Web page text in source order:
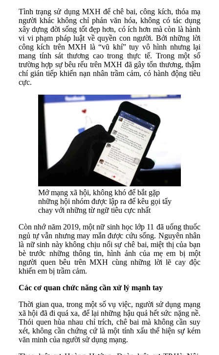
Tình trạng sử dụng MXH để chê bai, công kích, thóa mạ
người khác không chỉ phản văn hóa, không có tác dụng
xây dựng đời sống tốt đẹp hơn, có ích hơn mà còn là hành
vi vi phạm pháp luật về quyền con người. Bởi những lời
công kích trên MXH là “vũ khí” tuy vô hình nhưng lại
mang tính sát thương cao trong thực tế. Trong một số
trường hợp sự bêu rếu trên MXH đã gây tổn thương, thậm
chí gián tiếp khiến nạn nhân trầm cảm, có hành động tiêu
cực.
Mở mạng xã hội, không khó để bắt gặp
những hội nhóm được lập ra để kêu gọi tẩy
chay với những từ ngữ tiêu cực nhất
Còn nhớ năm 2019, một nữ sinh học lớp 11 đã uống thuốc
ngủ tự vẫn nhưng may mắn được cứu sống. Nguyên nhân
là nữ sinh này không chịu nổi sự chê bai, miệt thị của bạn
bè trước những thông tin, hình ảnh của mẹ em bị một
người quen bêu trên MXH cùng những lời lẽ cay độc
khiến em bị trầm cảm.
Các cơ quan chức năng cần xử lý mạnh tay
Thời gian qua, trong một số vụ việc, người sử dụng mạng
xã hội đã đi quá xa, để lại những hậu quả hết sức nặng nề.
Thói quen hùa nhau chỉ trích, chê bai mà không cần suy
xét, không cần chứng cứ là một tính xấu thể hiện sự kém
văn minh của người sử dụng mạng.